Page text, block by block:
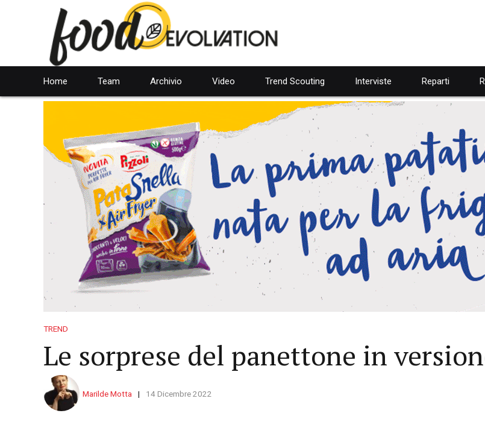
Home Team Archivio Video Trend Scouting Interviste Reparti
TREND
Le sorprese del panettone in
Marilde Motta 14 Dicembre 2022